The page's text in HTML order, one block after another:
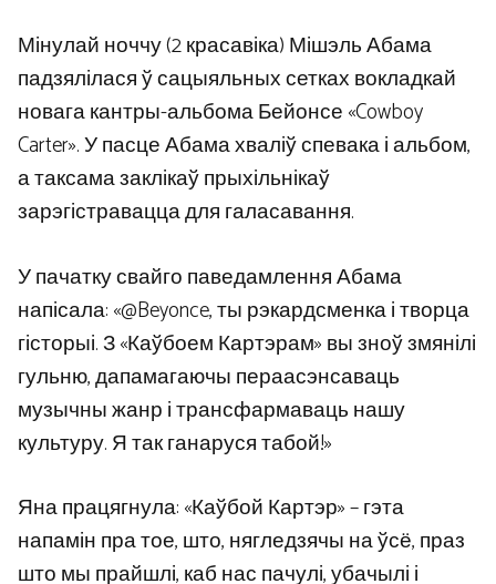
Мінулай ноччу (2 красавіка) Мішэль Абама
падзялілася ў сацыяльных сетках вокладкай
новага кантры-альбома Бейонсе «Cowboy
Carter». У пасце Абама хваліў спевака і альбом,
а таксама заклікаў прыхільнікаў
зарэгістравацца для галасавання.
У пачатку свайго паведамлення Абама
напісала: «@Beyonce, ты рэкардсменка і творца
гісторыі. З «Каўбоем Картэрам» вы зноў змянілі
гульню, дапамагаючы пераасэнсаваць
музычны жанр і трансфармаваць нашу
культуру. Я так ганаруся табой!»
Яна працягнула: «Каўбой Картэр» – гэта
напамін пра тое, што, нягледзячы на ​​ўсё, праз
што мы прайшлі, каб нас пачулі, убачылі і